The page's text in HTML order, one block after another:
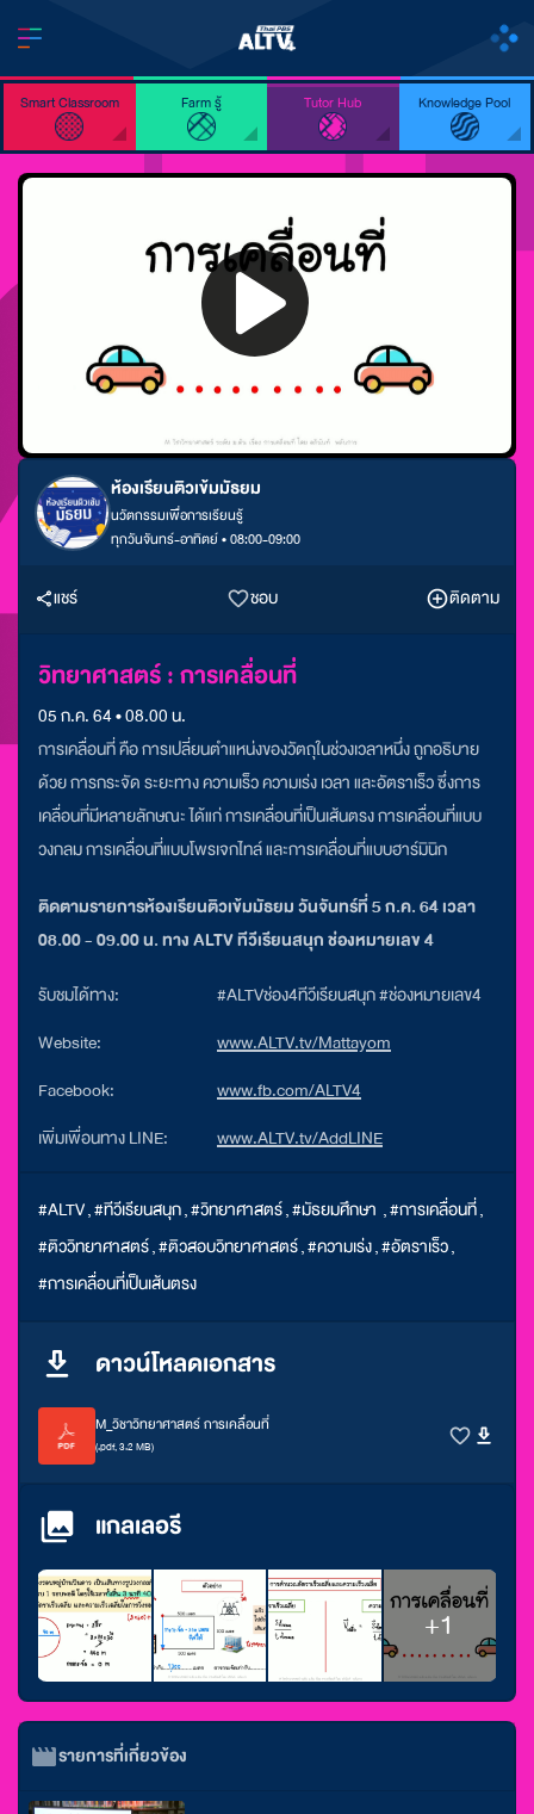
Smart Classroom Farm รู้ Tutor Hub Knowledge Pool
ห้องเรียนติวเข้มมัธยม
นวัตกรรมเพื่อการเรียนรู้
ทุกวันจันทร์-อาทิตย์ • 08:00-09:00
แชร์ ชอบ ติดตาม
วิทยาศาสตร์ : การเคลื่อนที่
05 ก.ค. 64 • 08.00 น.
การเคลื่อนที่ คือ การเปลี่ยนตำแหน่งของวัตถุในช่วงเวลาหนึ่ง ถูกอธิบาย
ด้วย การกระจัด ระยะทาง ความเร็ว ความเร่ง เวลา และอัตราเร็ว ซึ่งการ
เคลื่อนที่มีหลายลักษณะ ได้แก่ การเคลื่อนที่เป็นเส้นตรง การเคลื่อนที่แบบ
วงกลม การเคลื่อนที่แบบโพรเจกไทล์ และการเคลื่อนที่แบบฮาร์มินิก
ติดตามรายการห้องเรียนติวเข้มมัธยม วันจันทร์ที่ 5 ก.ค. 64 เวลา
08.00 - 09.00 น. ทาง ALTV ทีวีเรียนสนุก ช่องหมายเลข 4
รับชมได้ทาง:
#ALTVช่อง4ทีวีเรียนสนุก #ช่องหมายเลข4
Website:
www.ALTV.tv/Mattayom
Facebook:
www.fb.com/ALTV4
เพิ่มเพื่อนทาง LINE:
www.ALTV.tv/AddLINE
#ALTV,#ทีวีเรียนสนุก,#วิทยาศาสตร์,#มัธยมศึกษา ,#การเคลื่อนที่,
#ติววิทยาศาสตร์,#ติวสอบวิทยาศาสตร์,#ความเร่ง,#อัตราเร็ว,
#การเคลื่อนที่เป็นเส้นตรง
ดาวน์โหลดเอกสาร
M_วิชาวิทยาศาสตร์ การเคลื่อนที่
(.pdf, 3.2 MB)
แกลเลอรี
+1
รายการที่เกี่ยวข้อง